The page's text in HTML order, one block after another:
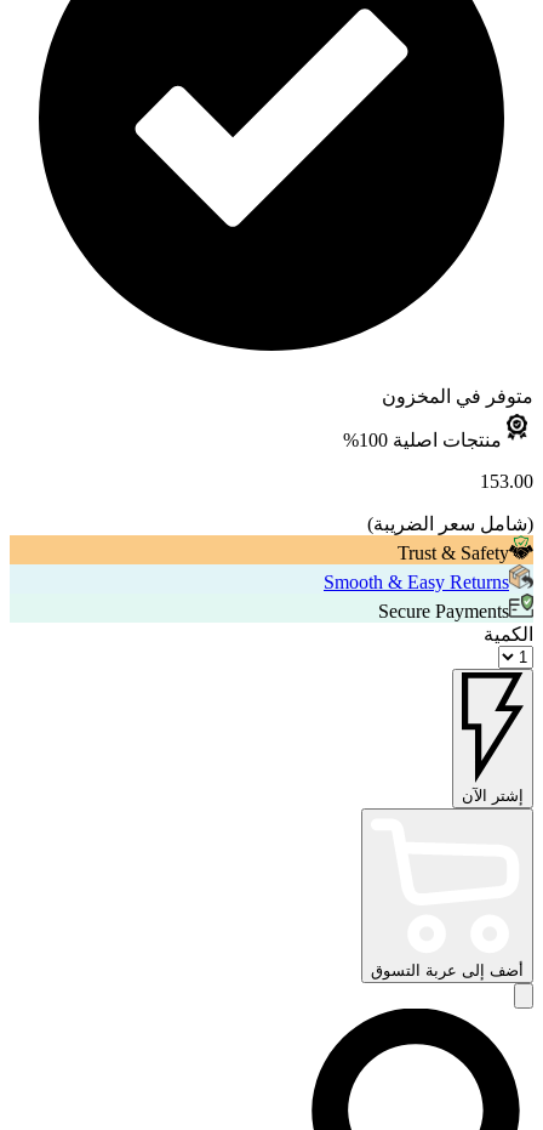
متوفر في المخزون
منتجات اصلية 100%
153.00
(شامل سعر الضريبة)
Trust & Safety
Smooth & Easy Returns
Secure Payments
الكمية
إشتر الآن
أضف إلى عربة التسوق